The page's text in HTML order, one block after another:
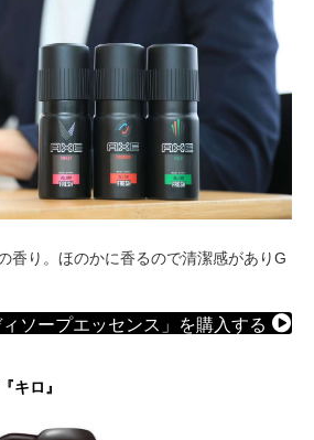
香り。ほのかに香るので清潔感がありG
ィソープエッセンス」を購入する
キロ』